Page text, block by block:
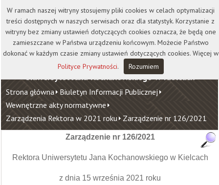
Kontakt Biblioteka
Wydawnictwo
Wirtualna Uczelnia
Uniwersytet Jana Kochanowskiego w Kielcach
Strona główna Biuletyn Informacji Publicznej
Wewnętrzne akty normatywne
Zarządzenia Rektora w 2021 roku Zarządzenie nr 126/2021
Zarządzenie nr 126/2021
Rektora Uniwersytetu Jana Kochanowskiego w Kielcach
z dnia 15 września 2021 roku
W ramach naszej witryny stosujemy pliki cookies w celach optymalizacji
treści dostępnych w naszych serwisach oraz dla statystyk. Korzystanie z
witryny bez zmiany ustawień dotyczących cookies oznacza, że będą one
zamieszczane w Państwa urządzeniu końcowym. Możecie Państwo
dokonać w każdym czasie zmiany ustawień dotyczących cookies. Więcej w
Polityce Prywatności. Rozumiem